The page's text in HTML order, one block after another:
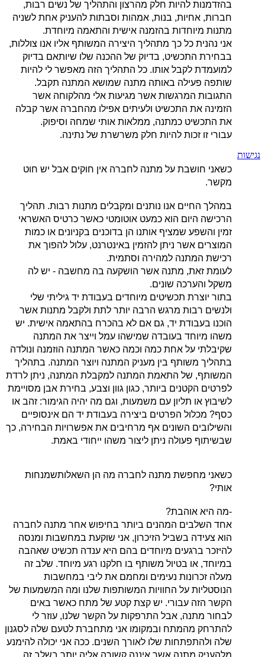
בהזדמנות להיות חלק מהרצון והתהליך של נשים רבות,
חברות, אחיות, בנות, אמהות וסבתות להעניק אחת לשניה
מתנות מיוחדות בהזמנה אישית והתאמה מיוחדת.
אני נהנית כל כך מתהליך היצירה המשותף אליו אנו צוללות,
בבחירת התכשיט, בדיוק של ההכנה שלו שיותאם בדיוק
למועמדת לקבל אותו. כל התהליך הזה מאפשר לי להיות
שותפה פעילה באותה מתנה שמושא המתנה תקבל.
התגובות המרגשות אשר מגיעות אלי מהלקוחה אשר
הזמינה את התכשיט ולעיתים אפילו מהחברה אשר קבלה
את התכשיט כמתנה, ממלאות אותי שמחה וסיפוק.
עבורי זו זכות להיות חלק משרשרת של נתינה.
כשאני חושבת על מתנה לחברה אין חוקים אבל יש חוט
מקשר.
במהלך החיים אנו נותנים ומקבלים מתנות רבות. תהליך
הרכישה היום הוא כמעט אוטומטי כאשר כרטיס האשראי
זמין והשפע שמציף אותנו הן בדוכנים בקניונים או כמות
המוצרים אשר ניתן להזמין באינטרנט, עלול להפוך את
רכישת המתנה למהירה וסתמית.
לעומת זאת, מתנה אשר הושקעה בה מחשבה - יש לה
משקל והערכה שונים.
בתור יוצרת תכשיטים מיוחדים בעבודת יד גיליתי שלי
ולנשים רבות מרגש הרבה יותר לתת ולקבל מתנות אשר
הוכנו בעבודת יד, גם אם לא בהכרח בהתאמה אישית. יש
משהו מיוחד בעובדה שמישהו עמל וייצר את המתנה
שקיבלתי על אחת כמה וכמה כאשר המתנה הוזמנה ונולדה
בתהליך משותף בין מעניק המתנה ויוצר המתנה. בתהליך
המשותף, של התאמת המתנה למקבלת המתנה, ניתן לרדת
לפרטים הקטנים ביותר, כגון גוון וצבע, בחירת אבן מסויימת
לשיבוץ או תליון עם משמעות, וגם מה יהיה הגימור: זהב או
כסף? מכלול הפרטים ביצירה בעבודת יד הם אינסופיים
והשילובים השונים אף מרחיבים את אפשרויות הבחירה, כך
שבשיתוף פעולה ניתן ליצור משהו ייחודי באמת.
כשאני מחפשת מתנה לחברה מה הן השאלותשמנחות
אותי?
-מה היא אוהבת?
אחד השלבים המהנים ביותר בחיפוש אחר מתנה לחברה
הוא צעידה בשביל הזיכרון, אני שוקעת במחשבות ומנסה
להיזכר ברגעים מיוחדים בהם היא ענדה תכשיט שאהבה
במיוחד, או בטיול משותף בו חלקנו רגע מיוחד. שלב זה
מעלה זכרונות נעימים ומחמם את ליבי במחשבות
הנוסטליות על החוויות המשותפות שלנו ומה המשמעות של
הקשר הזה עבורי. יש קצת קטע של מתח כאשר באים
לבחור מתנה, אבל התרפקות על הקשר שלנו, עוזר לי
להתרחק מהמתח ובמקומו אני מתחברת לטעם שלה לסגנון
שלה ולהתפתחות שלו לאורך השנים. ככה אני יכולה להימנע
מלהעניק מתנה אשר איננה קשורה אליה יותר בשלב זה
נגישות